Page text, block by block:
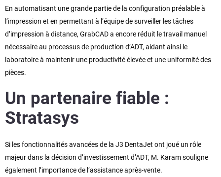
En automatisant une grande partie de la configuration préalable à
l’impression et en permettant à l’équipe de surveiller les tâches
d’impression à distance, GrabCAD a encore réduit le travail manuel
nécessaire au processus de production d’ADT, aidant ainsi le
laboratoire à maintenir une productivité élevée et une uniformité des
pièces.
Un partenaire fiable :
Stratasys
Si les fonctionnalités avancées de la J3 DentaJet ont joué un rôle
majeur dans la décision d’investissement d’ADT, M. Karam souligne
également l’importance de l’assistance après-vente.